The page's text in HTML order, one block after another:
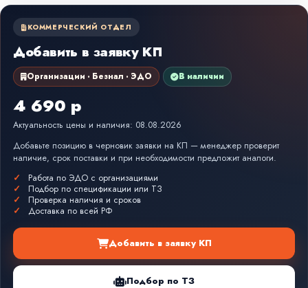
КОММЕРЧЕСКИЙ ОТДЕЛ
Добавить в заявку КП
Организации · Безнал · ЭДО В наличии
4 690 р
Актуальность цены и наличия: 08.08.2026
Добавьте позицию в черновик заявки на КП — менеджер проверит
наличие, срок поставки и при необходимости предложит аналоги.
Работа по ЭДО с организациями
Подбор по спецификации или ТЗ
Проверка наличия и сроков
Доставка по всей РФ
Добавить в заявку КП
Подбор по ТЗ